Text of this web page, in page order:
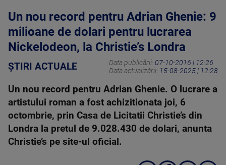
Un nou record pentru Adrian Ghenie: 9
milioane de dolari pentru lucrarea
Nickelodeon, la Christie’s Londra
ȘTIRI ACTUALE Data publicării: 07-10-2016 | 12:26
Data actualizării: 15-08-2025 | 12:28
Un nou record pentru Adrian Ghenie. O lucrare a
artistului roman a fost achizitionata joi, 6
octombrie, prin Casa de Licitatii Christie’s din
Londra la pretul de 9.028.430 de dolari, anunta
Christie’s pe site-ul oficial.